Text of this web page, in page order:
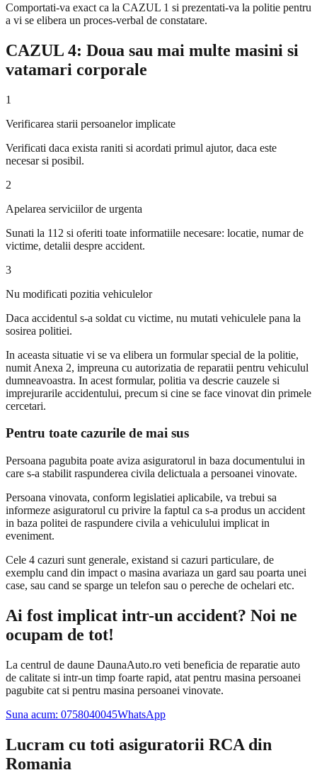
Comportati-va exact ca la CAZUL 1 si prezentati-va la politie pentru
a vi se elibera un proces-verbal de constatare.
CAZUL 4: Doua sau mai multe masini si
vatamari corporale
1
Verificarea starii persoanelor implicate
Verificati daca exista raniti si acordati primul ajutor, daca este
necesar si posibil.
2
Apelarea serviciilor de urgenta
Sunati la 112 si oferiti toate informatiile necesare: locatie, numar de
victime, detalii despre accident.
3
Nu modificati pozitia vehiculelor
Daca accidentul s-a soldat cu victime, nu mutati vehiculele pana la
sosirea politiei.
In aceasta situatie vi se va elibera un formular special de la politie,
numit Anexa 2, impreuna cu autorizatia de reparatii pentru vehiculul
dumneavoastra. In acest formular, politia va descrie cauzele si
imprejurarile accidentului, precum si cine se face vinovat din primele
cercetari.
Pentru toate cazurile de mai sus
Persoana pagubita poate aviza asiguratorul in baza documentului in
care s-a stabilit raspunderea civila delictuala a persoanei vinovate.
Persoana vinovata, conform legislatiei aplicabile, va trebui sa
informeze asiguratorul cu privire la faptul ca s-a produs un accident
in baza politei de raspundere civila a vehiculului implicat in
eveniment.
Cele 4 cazuri sunt generale, existand si cazuri particulare, de
exemplu cand din impact o masina avariaza un gard sau poarta unei
case, sau cand se sparge un telefon sau o pereche de ochelari etc.
Ai fost implicat intr-un accident? Noi ne
ocupam de tot!
La centrul de daune DaunaAuto.ro veti beneficia de reparatie auto
de calitate si intr-un timp foarte rapid, atat pentru masina persoanei
pagubite cat si pentru masina persoanei vinovate.
Suna acum: 0758040045WhatsApp
Lucram cu toti asiguratorii RCA din
Romania